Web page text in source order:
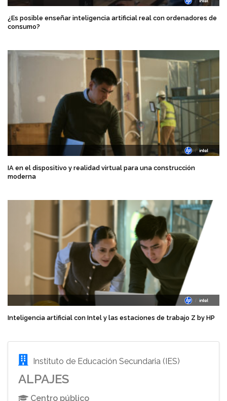
¿Es posible enseñar inteligencia artificial real con ordenadores de
consumo?
IA en el dispositivo y realidad virtual para una construcción
moderna
Inteligencia artificial con Intel y las estaciones de trabajo Z by HP
Instituto de Educación Secundaria (IES)
ALPAJES
Centro público